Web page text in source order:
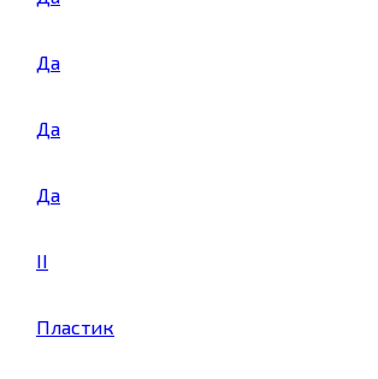
Да
Да
Да
II
Пластик